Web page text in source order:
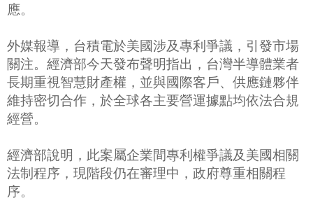
應。
外媒報導，台積電於美國涉及專利爭議，引發市場
關注。經濟部今天發布聲明指出，台灣半導體業者
長期重視智慧財產權，並與國際客戶、供應鏈夥伴
維持密切合作，於全球各主要營運據點均依法合規
經營。
經濟部說明，此案屬企業間專利權爭議及美國相關
法制程序，現階段仍在審理中，政府尊重相關程
序。